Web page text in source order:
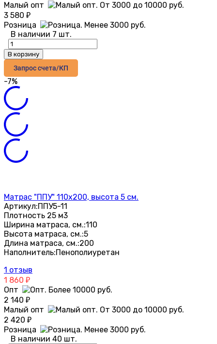
Малый опт
3 580 ₽
Розница
В наличии 7 шт.
В корзину
Запрос счета/КП
-7%
Матрас "ППУ" 110х200, высота 5 см.
Артикул:ППУ5-11
Плотность 25 м3
Ширина матраса, см.:110
Высота матраса, см.:5
Длина матраса, см.:200
Наполнитель:Пенополиуретан
1 отзыв
1 860 ₽
Опт
2 140 ₽
Малый опт
2 420 ₽
Розница
В наличии 40 шт.